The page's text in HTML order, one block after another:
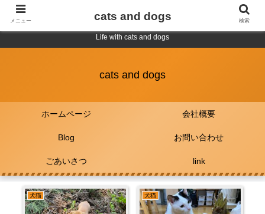
Life with cats and dogs
cats and dogs
ホームページ 会社概要
Blog お問い合わせ
ごあいさつ link
犬猫 犬猫
メニュー cats and dogs 検索